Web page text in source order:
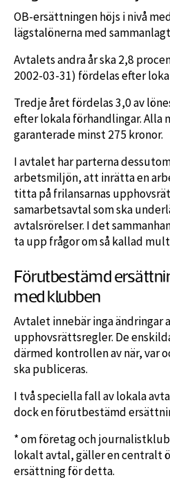
OB-ersättningen höjs i nivå
lägstalönerna med
Avtalets andra år ska 2,8
2002-03-31) fördelas efter
Tredje året fördelas 3,0 av
efter lokala förhandlingar. Alla
garanterade minst 275 kronor.
I avtalet har parterna
arbetsmiljön, att inrätta en
titta på frilansarnas
samarbetsavtal som ska
avtalsrörelser. I det
ta upp frågor om så kallad
Förutbestämd
med klubben
Avtalet innebär inga ändringar
upphovsrättsregler. De
därmed kontrollen av när, var
ska publiceras.
I två speciella fall av lokala
dock en förutbestämd
* om företag och
lokalt avtal, gäller en centralt
ersättning för detta.